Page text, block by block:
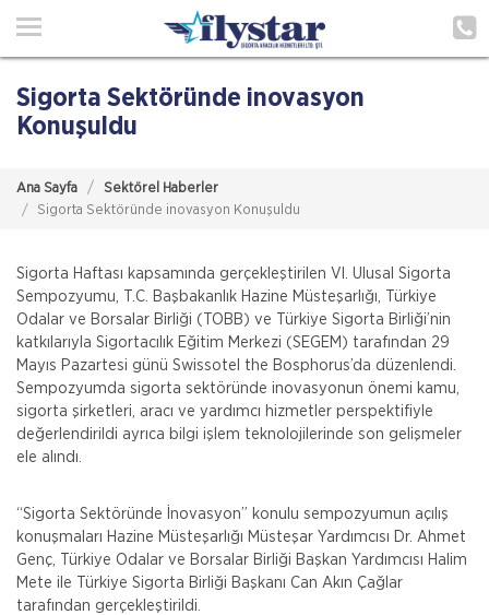
Ana Sayfa
Acenteliklerimiz
İletişim
Müşteri Girişi
TEKLİF AL
Sigorta Sektöründe inovasyon
Konuşuldu
Ana Sayfa
Sektörel Haberler
Sigorta Sektöründe inovasyon Konuşuldu
Sigorta Haftası kapsamında gerçekleştirilen VI. Ulusal Sigorta
Sempozyumu, T.C. Başbakanlık Hazine Müsteşarlığı, Türkiye
Odalar ve Borsalar Birliği (TOBB) ve Türkiye Sigorta Birliği’nin
katkılarıyla Sigortacılık Eğitim Merkezi (SEGEM) tarafından 29
Mayıs Pazartesi günü Swissotel the Bosphorus’da düzenlendi.
Sempozyumda sigorta sektöründe inovasyonun önemi kamu,
sigorta şirketleri, aracı ve yardımcı hizmetler perspektifiyle
değerlendirildi ayrıca bilgi işlem teknolojilerinde son gelişmeler
ele alındı.
“Sigorta Sektöründe İnovasyon” konulu sempozyumun açılış
konuşmaları Hazine Müsteşarlığı Müsteşar Yardımcısı Dr. Ahmet
Genç, Türkiye Odalar ve Borsalar Birliği Başkan Yardımcısı Halim
Mete ile Türkiye Sigorta Birliği Başkanı Can Akın Çağlar
tarafından gerçekleştirildi.